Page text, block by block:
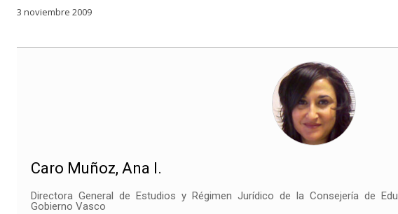
3 noviembre 2009
Caro Muñoz, Ana I.
Directora General de Estudios y Régimen Jurídico de la Consejería de
Gobierno Vasco